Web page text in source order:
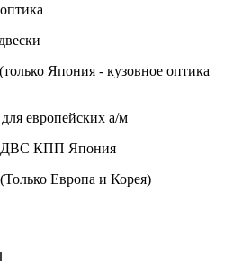
Япония - кузовное оптика
европейских а/м
ДВС КПП Япония
Европа и Корея)